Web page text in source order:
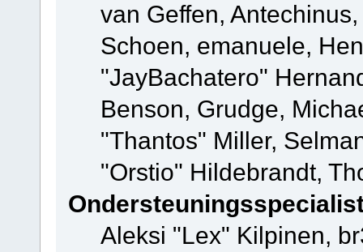
van Geffen,
Schoen, emanuele,
"JayBachatero"
Benson, Grudge,
"Thantos" Miller,
"Orstio" Hildebrandt,
Aleksi "Lex" Kilpinen,